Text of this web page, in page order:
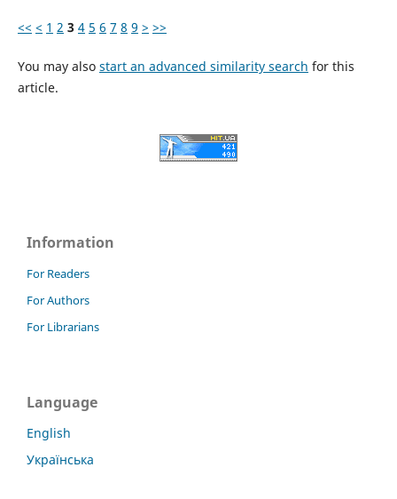
<< < 1 2 3 4 5 6 7 8 9 > >>
You may also start an advanced similarity search for this
article.
Information
For Readers
For Authors
For Librarians
Language
English
Українська